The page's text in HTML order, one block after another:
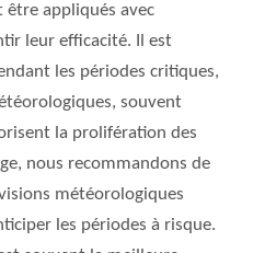
appliqués avec
leur efficacité. Il est
les périodes critiques,
souvent
la prolifération des
nous recommandons de
météorologiques
les périodes à risque.